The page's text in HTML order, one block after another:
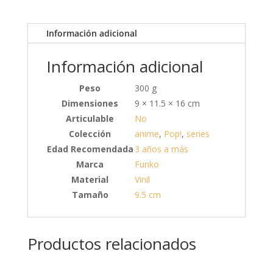
Información adicional
Información adicional
Peso
300 g
Dimensiones
9 × 11.5 × 16 cm
Articulable
No
Colección
anime, Pop!, series
Edad Recomendada 3 años a más
Marca
Funko
Material
Vinil
Tamaño
9.5 cm
Productos relacionados